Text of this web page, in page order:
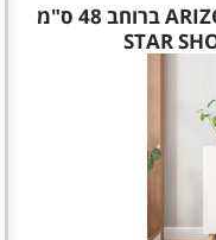
ארונית קומודה דגם אריזונה ARIZONA ברוחב 48 ס"מ